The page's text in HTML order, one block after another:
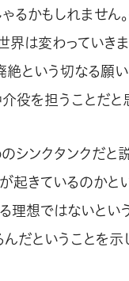
るかもしれません
界は変わっていき
という切なる願
役を担うことだと
シンクタンクだと
起きているのかと
理想ではないと
だということを示